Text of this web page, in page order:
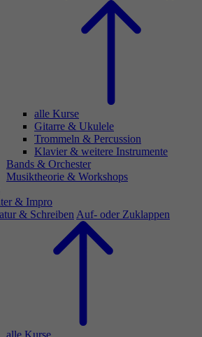
alle Kurse
Gitarre & Ukulele
Trommeln & Percussion
Klavier & weitere Instrumente
Bands & Orchester
Musiktheorie & Workshops
& Impro
& Schreiben Auf- oder Zuklappen
alle Kurse